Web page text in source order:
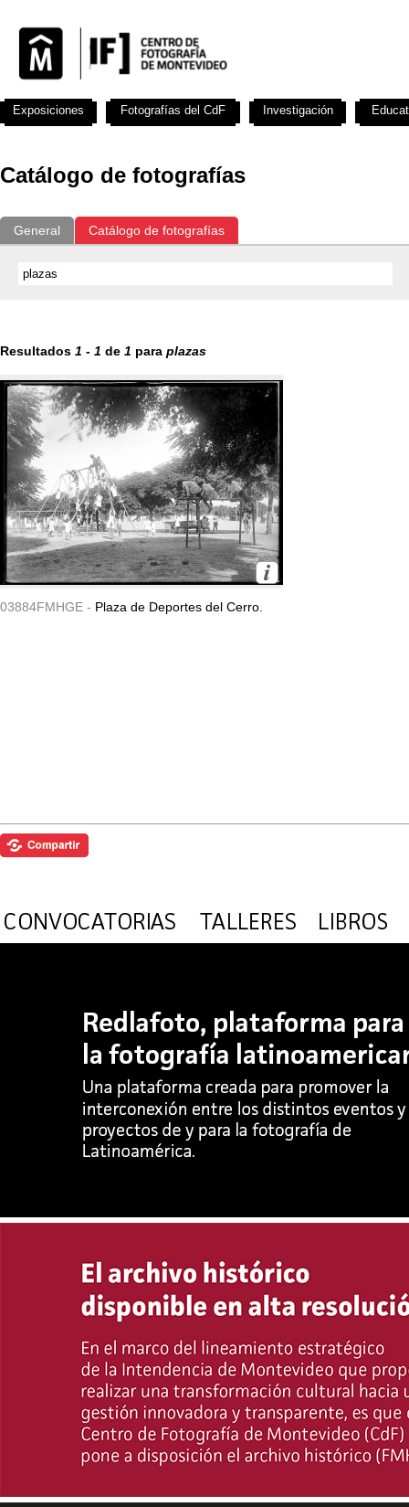
Catálogo de fotografías
General Catálogo de fotografías
Resultados 1 - 1 de 1 para plazas
03884FMHGE - Plaza de Deportes del Cerro.
Exposiciones Fotografías del CdF Investigación